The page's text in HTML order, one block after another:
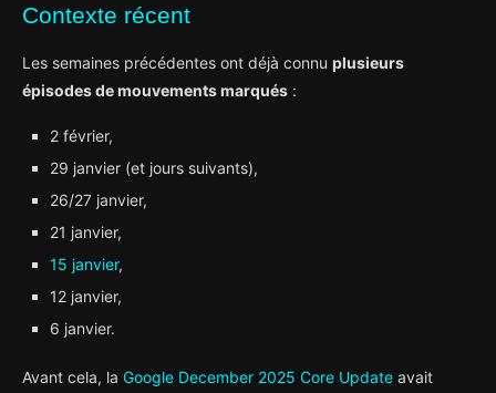
Contexte récent
Les semaines précédentes ont déjà connu plusieurs
épisodes de mouvements marqués :
2 février,
29 janvier (et jours suivants),
26/27 janvier,
21 janvier,
15 janvier,
12 janvier,
6 janvier.
Avant cela, la Google December 2025 Core Update avait